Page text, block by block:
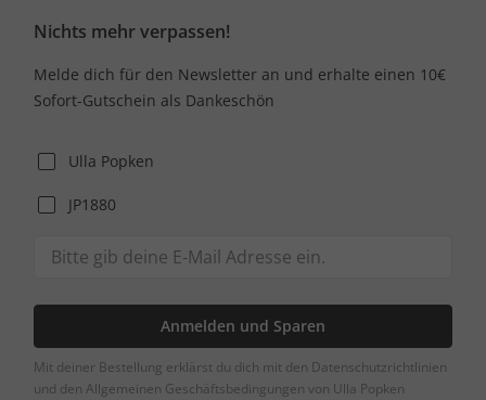
Nichts mehr verpassen!
Melde dich für den Newsletter an und erhalte einen 10€
Sofort-Gutschein als Dankeschön
Ulla Popken
JP1880
Anmelden und Sparen
Mit deiner Bestellung erklärst du dich mit den Datenschutzrichtlinien
und den Allgemeinen Geschäftsbedingungen von Ulla Popken